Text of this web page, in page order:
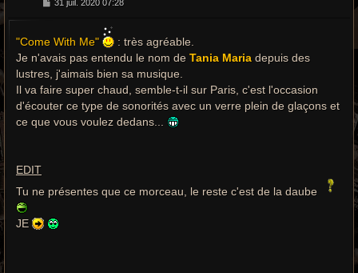
M
a
g
e
31 juil. 2020 07:28
"Come With Me"
: très agréable.
Je n'avais pas entendu le nom de Tania Maria depuis des
lustres, j'aimais bien sa musique.
Il va faire super chaud, semble-t-il sur Paris, c'est l'occasion
d'écouter ce type de sonorités avec un verre plein de glaçons et
ce que vous voulez dedans...
EDIT
Tu ne présentes que ce morceau, le reste c'est de la daube
JE